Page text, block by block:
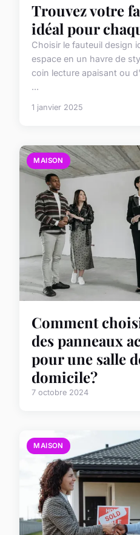
Trouvez votre
idéal pour
Choisir le fauteuil design
espace en un havre de
coin lecture apaisant ou
...
1 janvier 2025
MAISON
Comment
des panneaux
pour une salle
domicile?
7 octobre 2024
MAISON